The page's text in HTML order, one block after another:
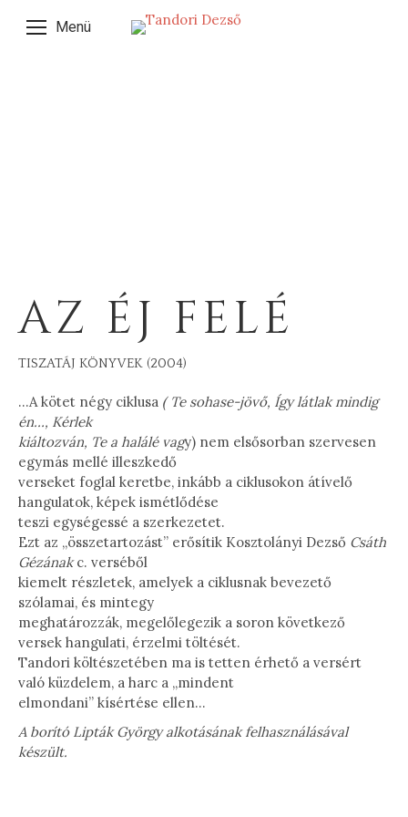
Menü
AZ ÉJ FELÉ
TISZATÁJ KÖNYVEK (2004)
…A kötet négy ciklusa ( Te sohase-jövő, Így látlak mindig
én…, Kérlek
kiáltozván, Te a halálé vagy) nem elsősorban szervesen
egymás mellé illeszkedő
verseket foglal keretbe, inkább a ciklusokon átívelő
hangulatok, képek ismétlődése
teszi egységessé a szerkezetet.
Ezt az „összetartozást” erősítik Kosztolányi Dezső Csáth
Gézánakc. verséből
kiemelt részletek, amelyek a ciklusnak bevezető
szólamai, és mintegy
meghatározzák, megelőlegezik a soron következő
versek hangulati, érzelmi töltését.
Tandori költészetében ma is tetten érhető a versért
való küzdelem, a harc a „mindent
elmondani” kísértése ellen…
A borító Lipták György alkotásának felhasználásával
készült.